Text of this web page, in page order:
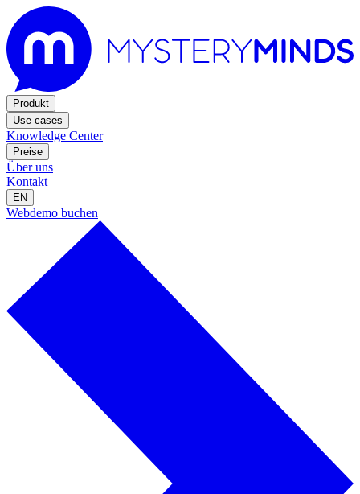
Produkt
Use cases
Knowledge Center
Preise
Über uns
Kontakt
EN
Webdemo buchen